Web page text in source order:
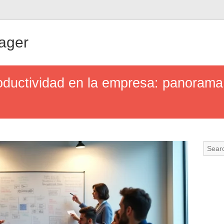
en la empresa: